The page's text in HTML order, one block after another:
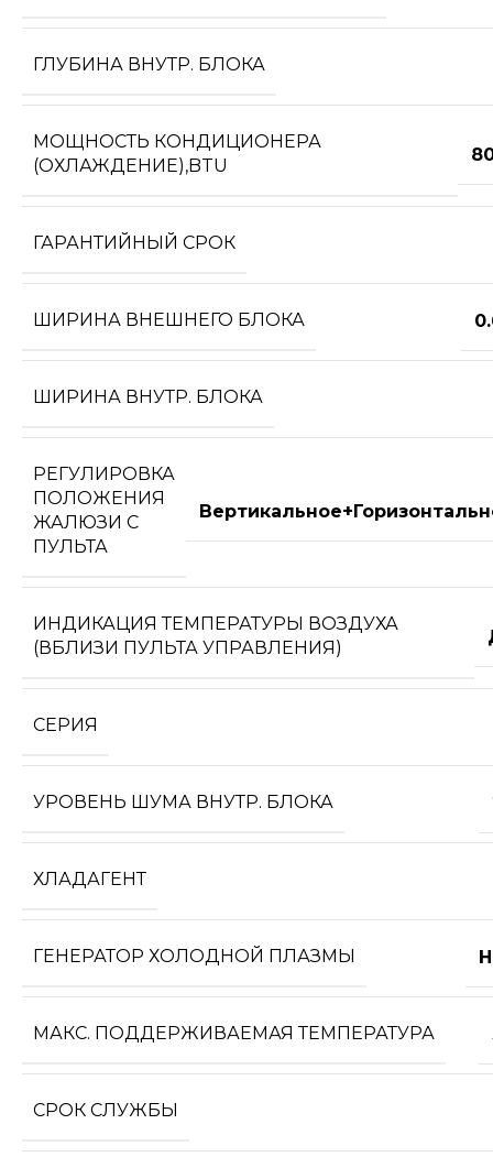
ГЛУБИНА ВНУТР. БЛОКА
МОЩНОСТЬ КОНДИЦИОНЕРА
(ОХЛАЖДЕНИЕ),BTU
ГАРАНТИЙНЫЙ СРОК
ШИРИНА ВНЕШНЕГО БЛОКА
ШИРИНА ВНУТР. БЛОКА
РЕГУЛИРОВКА
ПОЛОЖЕНИЯ
ЖАЛЮЗИ С
ПУЛЬТА
ИНДИКАЦИЯ ТЕМПЕРАТУРЫ ВОЗДУХА
(ВБЛИЗИ ПУЛЬТА УПРАВЛЕНИЯ)
СЕРИЯ
УРОВЕНЬ ШУМА ВНУТР. БЛОКА
ХЛАДАГЕНТ
ГЕНЕРАТОР ХОЛОДНОЙ ПЛАЗМЫ
МАКС. ПОДДЕРЖИВАЕМАЯ ТЕМПЕРАТУРА
СРОК СЛУЖБЫ